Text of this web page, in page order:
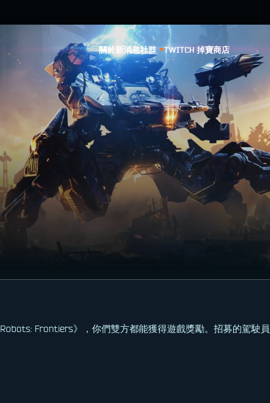
關於新消息社群 TWITCH 掉寶商店
Frontiers》，你們雙方都能獲得遊戲獎勵。招募的駕駛員